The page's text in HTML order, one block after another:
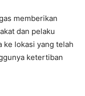
memberikan
dan pelaku
ke lokasi yang telah
ketertiban